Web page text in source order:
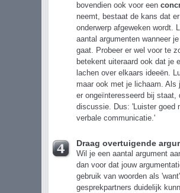
bovendien ook voor een
neemt, bestaat de kans dat
onderwerp afgeweken wordt.
aantal argumenten wanneer
gaat. Probeer er wel voor te
betekent uiteraard ook dat je
lachen over elkaars ideeën.
maar ook met je lichaam.
er ongeïnteresseerd bij staat,
discussie. Dus: 'Luister goed
verbale communicatie.'
Draag overtuigende
Wil je een aantal argument
dan voor dat jouw
gebruik van woorden als
gesprekpartners duidelijk